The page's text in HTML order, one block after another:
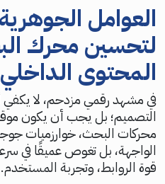
العوامل
لتحسين محرك
المحتوى الداخلي
في مشهد رقمي مزدحم، لا
التصميم؛ بل يجب أن يكون
محركات البحث، خوارزميات
الواجهة، بل تغوص عميقًا في
قوة الروابط، وتجربة المستخدم.